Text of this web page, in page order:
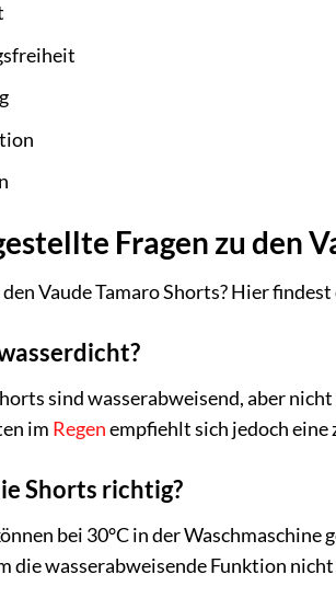
Fragen zu den
den Vaude Tamaro Shorts? Hier
sind wasserabweisend, aber
im Regenempfiehlt sich jedoch eine
Shorts richtig?
bei 30°C in der
die wasserabweisende Funktion